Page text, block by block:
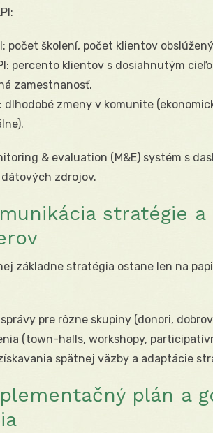
počet školení, počet klientov
percento klientov s dosiahnutým
zamestnanosť.
dlhodobé zmeny v komunite
& evaluation (M&E) systém s
zdrojov.
stratégie a
základne stratégia ostane len na
pre rôzne skupiny (donori,
(town-halls, workshopy,
spätnej väzby a adaptácie
plán a